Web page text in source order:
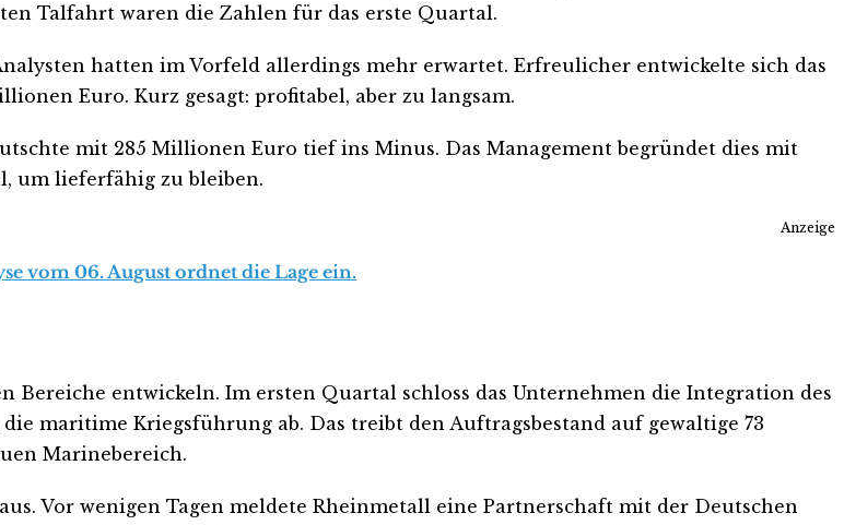
Talfahrt waren die Zahlen für das erste Quartal.
hatten im Vorfeld allerdings mehr erwartet. Erfreulicher entwickelte sich das
Euro. Kurz gesagt: profitabel, aber zu langsam.
mit 285 Millionen Euro tief ins Minus. Das Management begründet dies mit
um lieferfähig zu bleiben.
Anzeige
vom 06. August ordnet die Lage ein.
entwickeln. Im ersten Quartal schloss das Unternehmen die Integration des
maritime Kriegsführung ab. Das treibt den Auftragsbestand auf gewaltige 73
Marinebereich.
Vor wenigen Tagen meldete Rheinmetall eine Partnerschaft mit der Deutschen